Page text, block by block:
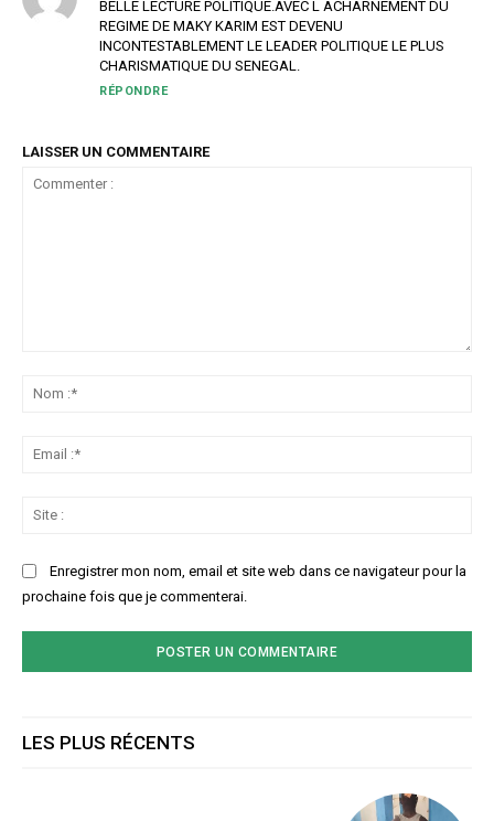
BELLE LECTURE POLITIQUE.AVEC L ACHARNEMENT DU
REGIME DE MAKY KARIM EST DEVENU
INCONTESTABLEMENT LE LEADER POLITIQUE LE PLUS
CHARISMATIQUE DU SENEGAL.
RÉPONDRE
LAISSER UN COMMENTAIRE
Enregistrer mon nom, email et site web dans ce navigateur pour la
prochaine fois que je commenterai.
LES PLUS RÉCENTS